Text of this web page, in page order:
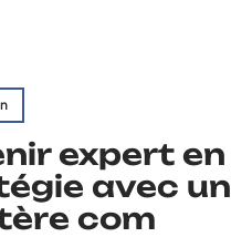
expert en
avec un
com